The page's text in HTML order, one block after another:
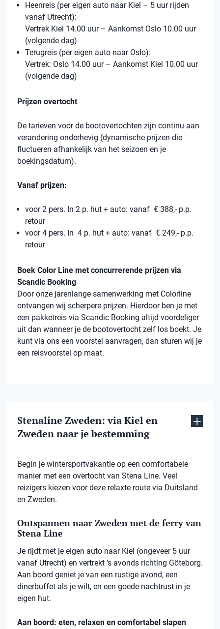
Heenreis (per eigen auto naar Kiel – 5 uur rijden
vanaf Utrecht):
Vertrek Kiel 14.00 uur – Aankomst Oslo 10.00 uur
(volgende dag)
Terugreis (per eigen auto naar Oslo):
Vertrek: Oslo 14.00 uur – Aankomst Kiel 10.00 uur
(volgende dag)
Prijzen overtocht
De tarieven voor de bootovertochten zijn continu aan
verandering onderhevig (dynamische prijzen die
fluctueren afhankelijk van het seizoen en je
boekingsdatum).
Vanaf prijzen:
voor 2 pers. In 2 p. hut + auto: vanaf € 388,- p.p.
retour
voor 4 pers. In 4 p. hut + auto: vanaf € 249,- p.p.
retour
Boek Color Line met concurrerende prijzen via
Scandic Booking
Door onze jarenlange samenwerking met Colorline
ontvangen wij scherpere prijzen. Hierdoor ben je met
een pakketreis via Scandic Booking altijd voordeliger
uit dan wanneer je de bootovertocht zelf los boekt. Je
kunt via ons een voorstel aanvragen, dan sturen wij je
een reisvoorstel op maat.
Stenaline Zweden: via Kiel en
Zweden naar je bestemming
Begin je wintersportvakantie op een comfortabele
manier met een overtocht van Stena Line. Veel
reizigers kiezen voor deze relaxte route via Duitsland
en Zweden.
Ontspannen naar Zweden met de ferry van
Stena Line
Je rijdt met je eigen auto naar Kiel (ongeveer 5 uur
vanaf Utrecht) en vertrekt ’s avonds richting Göteborg.
Aan boord geniet je van een rustige avond, een
dinerbuffet als je wilt, en een goede nachtrust in je
eigen hut.
Aan boord: eten, relaxen en comfortabel slapen